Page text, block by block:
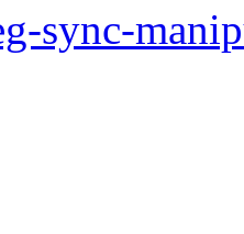
sync-